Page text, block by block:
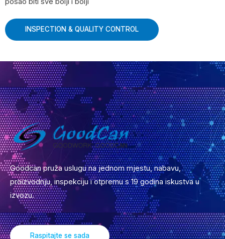
INSPECTION & QUALITY CONTROL
Goodcan pruža uslugu na jednom mjestu, nabavu,
proizvodnju, inspekciju i otpremu s 19 godina iskustva u
izvozu.
Raspitajte se sada